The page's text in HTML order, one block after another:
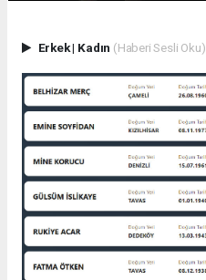
Erkek| Kadın (Haberi Sesli Oku)